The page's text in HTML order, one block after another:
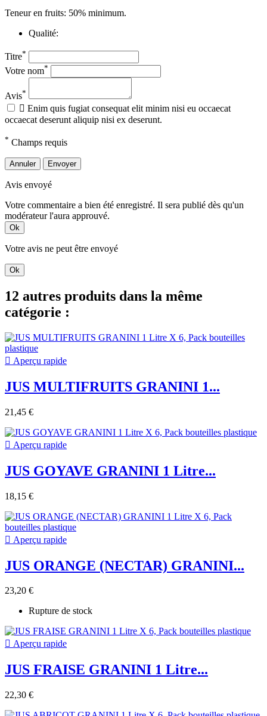
Teneur en fruits: 50% minimum.
Qualité:
Titre*
Votre nom*
Avis*
 Enim quis fugiat consequat elit minim nisi eu occaecat
occaecat deserunt aliquip nisi ex deserunt.
* Champs requis
Annuler Envoyer
Avis envoyé
Votre commentaire a bien été enregistré. Il sera publié dès qu'un
modérateur l'aura approuvé.
Ok
Votre avis ne peut être envoyé
Ok
12 autres produits dans la même
catégorie :
 Aperçu rapide
JUS MULTIFRUITS GRANINI 1...
21,45 €
 Aperçu rapide
JUS GOYAVE GRANINI 1 Litre...
18,15 €
 Aperçu rapide
JUS ORANGE (NECTAR) GRANINI...
23,20 €
Rupture de stock
 Aperçu rapide
JUS FRAISE GRANINI 1 Litre...
22,30 €